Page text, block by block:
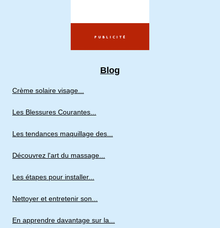
Blog
Crème solaire visage...
Les Blessures Courantes...
Les tendances maquillage des...
Découvrez l'art du massage...
Les étapes pour installer...
Nettoyer et entretenir son...
En apprendre davantage sur la...